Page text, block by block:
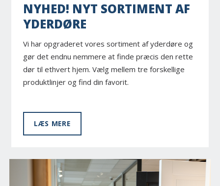
NYHED! NYT SORTIMENT AF
YDERDØRE
Vi har opgraderet vores sortiment af yderdøre og
gør det endnu nemmere at finde præcis den rette
dør til ethvert hjem. Vælg mellem tre forskellige
produktlinjer og find din favorit.
LÆS MERE